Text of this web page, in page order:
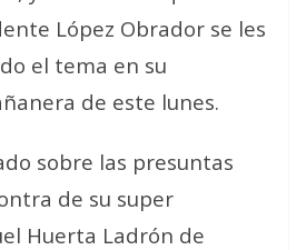
López Obrador se les
el tema en su
de este lunes.
sobre las presuntas
de su super
Huerta Ladrón de